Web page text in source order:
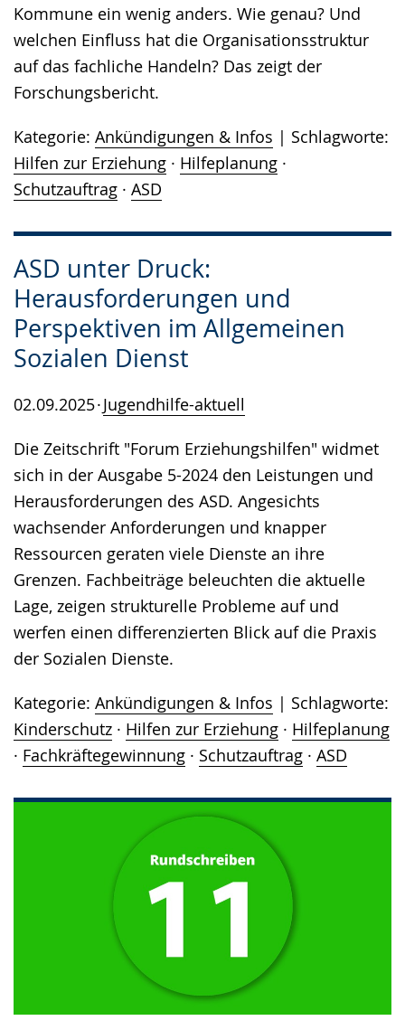
Kommune ein wenig anders. Wie genau? Und
welchen Einfluss hat die Organisationsstruktur
auf das fachliche Handeln? Das zeigt der
Forschungsbericht.
Kategorie: Ankündigungen & Infos
Schlagworte:
Hilfen zur Erziehung · Hilfeplanung ·
Schutzauftrag · ASD
ASD unter Druck:
Herausforderungen und
Perspektiven im Allgemeinen
Sozialen Dienst
02.09.2025 Jugendhilfe-aktuell
Die Zeitschrift "Forum Erziehungshilfen" widmet
sich in der Ausgabe 5-2024 den Leistungen und
Herausforderungen des ASD. Angesichts
wachsender Anforderungen und knapper
Ressourcen geraten viele Dienste an ihre
Grenzen. Fachbeiträge beleuchten die aktuelle
Lage, zeigen strukturelle Probleme auf und
werfen einen differenzierten Blick auf die Praxis
der Sozialen Dienste.
Kategorie: Ankündigungen & Infos
Schlagworte:
Kinderschutz · Hilfen zur Erziehung · Hilfeplanung
· Fachkräftegewinnung · Schutzauftrag · ASD